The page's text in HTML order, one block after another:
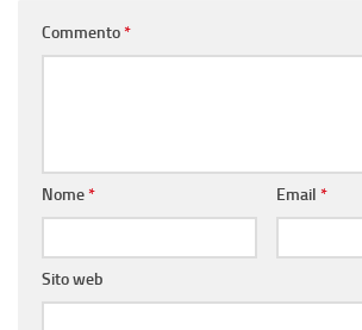
Commento*
Nome* Email *
Sito web